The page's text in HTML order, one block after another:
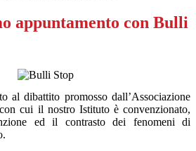
appuntamento con Bulli
al dibattito promosso dall’Associazione
cui il nostro Istituto è convenzionato,
ed il contrasto dei fenomeni di